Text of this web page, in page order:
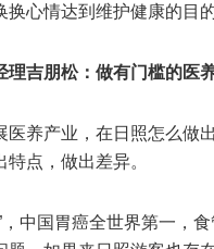
心情达到维护健康的目的
吉朋松： 做有门槛的医
医养产业，在日照怎么做
点，做出差异。
，中国胃癌全世界第一，